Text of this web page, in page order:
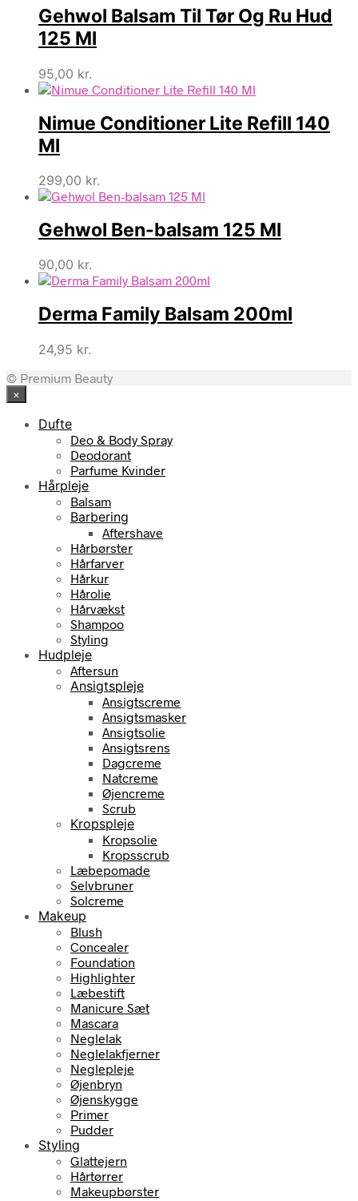
Gehwol Balsam Til Tør Og Ru Hud
125 Ml
95,00 kr.
Nimue Conditioner Lite Refill 140
Ml
299,00 kr.
Gehwol Ben-balsam 125 Ml
90,00 kr.
Derma Family Balsam 200ml
24,95 kr.
© Premium Beauty
×
Dufte
Deo & Body Spray
Deodorant
Parfume Kvinder
Hårpleje
Balsam
Barbering
Aftershave
Hårbørster
Hårfarver
Hårkur
Hårolie
Hårvækst
Shampoo
Styling
Hudpleje
Aftersun
Ansigtspleje
Ansigtscreme
Ansigtsmasker
Ansigtsolie
Ansigtsrens
Dagcreme
Natcreme
Øjencreme
Scrub
Kropspleje
Kropsolie
Kropsscrub
Læbepomade
Selvbruner
Solcreme
Makeup
Blush
Concealer
Foundation
Highlighter
Læbestift
Manicure Sæt
Mascara
Neglelak
Neglelakfjerner
Neglepleje
Øjenbryn
Øjenskygge
Primer
Pudder
Styling
Glattejern
Hårtørrer
Makeupbørster